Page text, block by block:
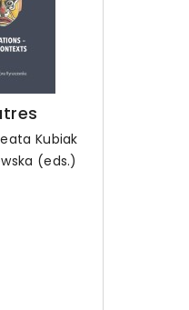
Kubiak
(eds.)